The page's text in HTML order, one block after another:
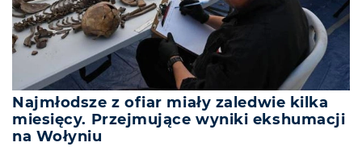
Najmłodsze z ofiar miały zaledwie kilka
miesięcy. Przejmujące wyniki ekshumacji
na Wołyniu